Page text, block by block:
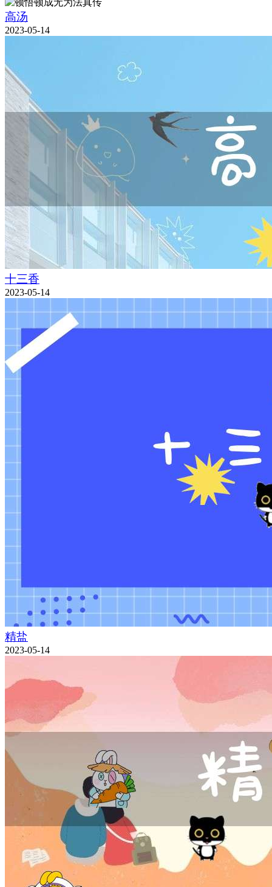
高汤
2023-05-14
十三香
2023-05-14
精盐
2023-05-14